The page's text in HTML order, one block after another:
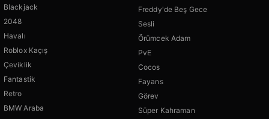
Blackjack
2048
Havalı
Roblox Kaçış
Çeviklik
Fantastik
Retro
BMW Araba
Freddy'de Beş Gece
Sesli
Örümcek Adam
PvE
Cocos
Fayans
Görev
Süper Kahraman